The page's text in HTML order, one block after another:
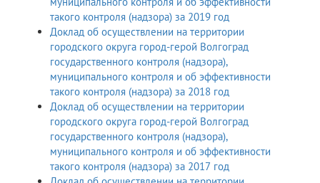
такого контроля (надзора) за 2019 год
Доклад об осуществлении на территории
городского округа город-герой Волгоград
государственного контроля (надзора),
муниципального контроля и об эффективности
такого контроля (надзора) за 2018 год
Доклад об осуществлении на территории
городского округа город-герой Волгоград
государственного контроля (надзора),
муниципального контроля и об эффективности
такого контроля (надзора) за 2017 год